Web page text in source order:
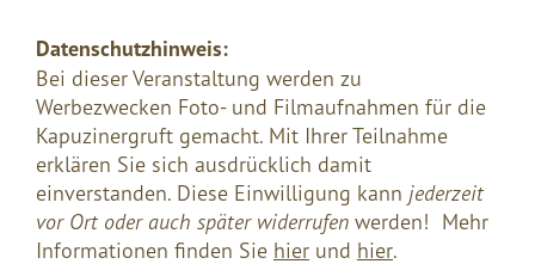
Datenschutzhinweis:
Bei dieser Veranstaltung werden zu
Werbezwecken Foto- und Filmaufnahmen für die
Kapuzinergruft gemacht. Mit Ihrer Teilnahme
erklären Sie sich ausdrücklich damit
einverstanden. Diese Einwilligung kann jederzeit
vor Ort oder auch später widerrufen werden! Mehr
Informationen finden Sie hier und hier.